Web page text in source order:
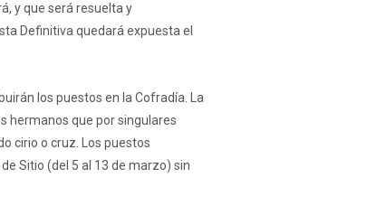
y que será resuelta y
Definitiva quedará expuesta el
los puestos en la Cofradía. La
hermanos que por singulares
cirio o cruz. Los puestos
Sitio (del 5 al 13 de marzo) sin